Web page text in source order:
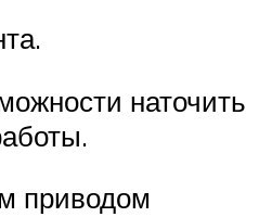
наточить
приводом